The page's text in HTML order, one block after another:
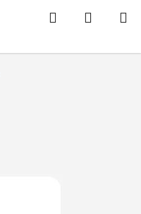
Hľadať